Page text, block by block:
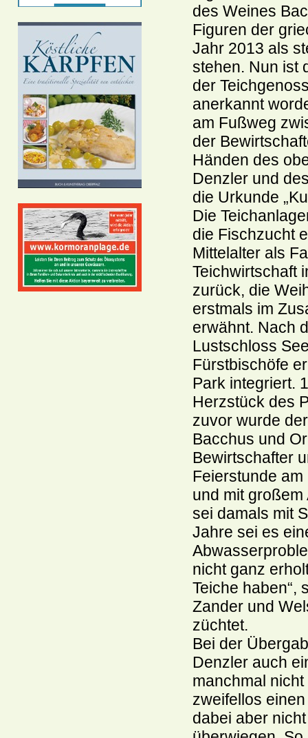
des Weines
Figuren der
Jahr 2013 als
stehen. Nun ist
der
anerkannt
am Fußweg
der
Händen des
Denzler und
die Urkunde
Die
die Fischzucht
Mittelalter als
Teichwirtschaft
zurück, die
erstmals im
erwähnt. Nach
Lustschloss
Fürstbischöfe
Park integriert.
Herzstück des
zuvor wurde
Bacchus und
Bewirtschafter
Feierstunde
und mit
sei damals mit
Jahre sei es
nicht ganz
Teiche haben“,
Zander und
züchtet.
Bei der
Denzler auch
manchmal
zweifellos
dabei aber